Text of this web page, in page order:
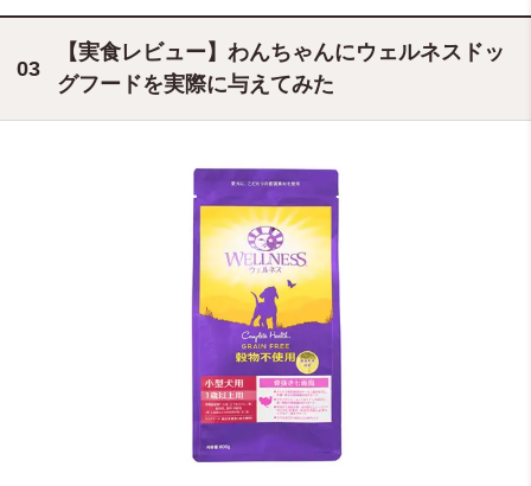
【実食レビュー】わんちゃんにウェルネスドッ
グフードを実際に与えてみた